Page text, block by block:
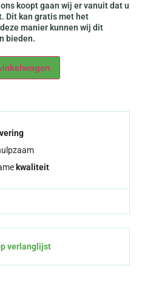
koopt gaan wij er vanuit dat u
Dit kan gratis met het
manier kunnen wij dit
bieden.
kwaliteit
verlanglijst